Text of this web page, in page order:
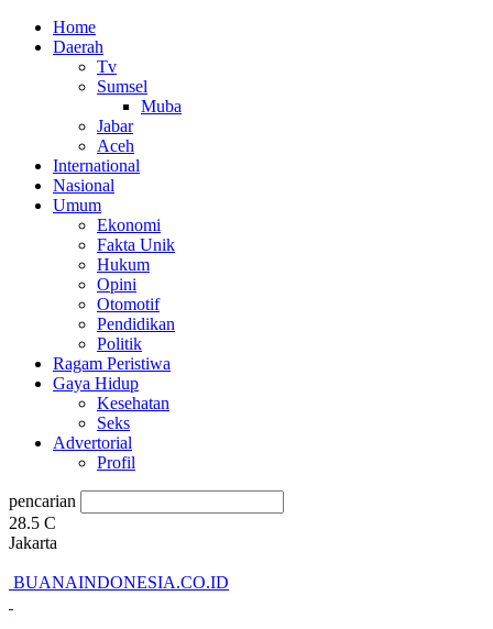
Home
Daerah
Tv
Sumsel
Muba
Jabar
Aceh
International
Nasional
Umum
Ekonomi
Fakta Unik
Hukum
Opini
Otomotif
Pendidikan
Politik
Ragam Peristiwa
Gaya Hidup
Kesehatan
Seks
Advertorial
Profil
pencarian
28.5 C
Jakarta
BUANAINDONESIA.CO.ID